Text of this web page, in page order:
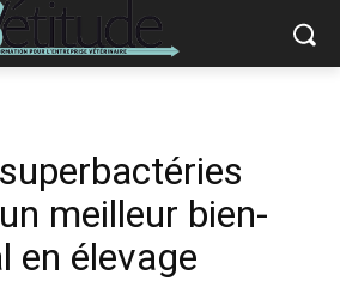
meilleur bien-
en élevage